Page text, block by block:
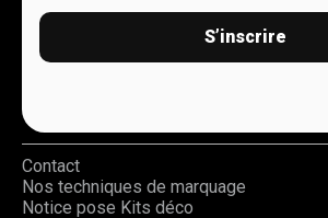
S’inscrire
Contact
Nos techniques de marquage
Notice pose Kits déco